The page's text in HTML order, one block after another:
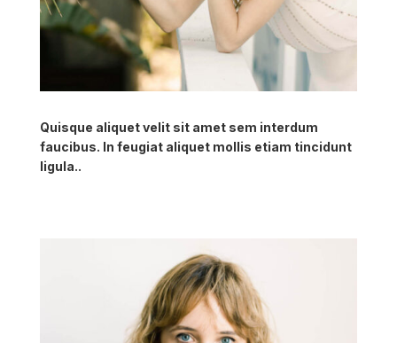
Quisque aliquet velit sit amet sem interdum
faucibus. In feugiat aliquet mollis etiam tincidunt
ligula..